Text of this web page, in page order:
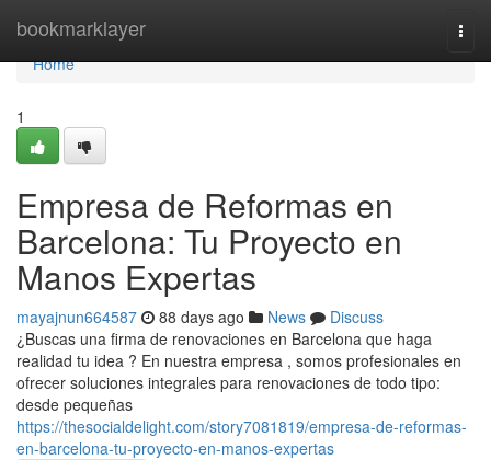
bookmarklayer
Home
Home
1
Empresa de Reformas en
Barcelona: Tu Proyecto en
Manos Expertas
mayajnun664587 88 days ago News
Discuss
¿Buscas una firma de renovaciones en Barcelona que haga
realidad tu idea ? En nuestra empresa , somos profesionales en
ofrecer soluciones integrales para renovaciones de todo tipo:
desde pequeñas
https://thesocialdelight.com/story7081819/empresa-de-reformas-
en-barcelona-tu-proyecto-en-manos-expertas